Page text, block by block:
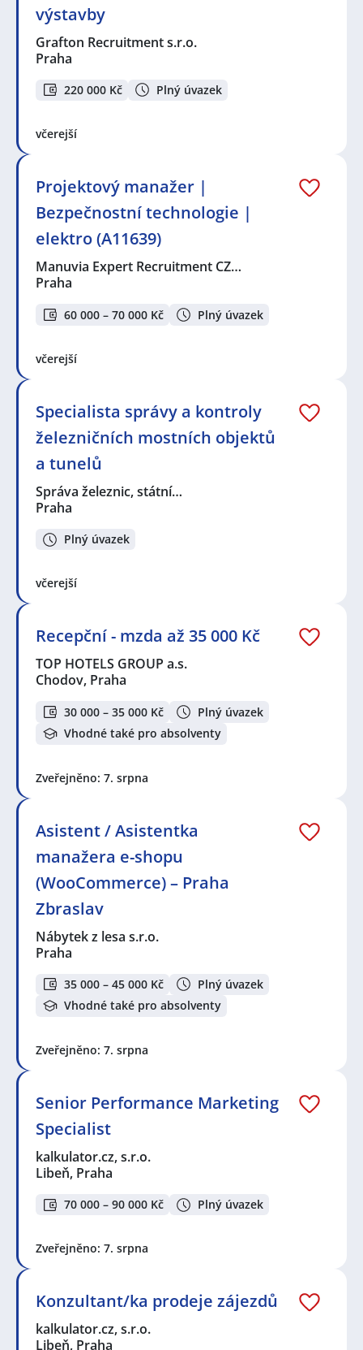
výstavby
Grafton Recruitment s.r.o.
Praha
220 000 Kč Plný úvazek
včerejší
Projektový manažer |
Bezpečnostní technologie |
elektro (A11639)
Manuvia Expert Recruitment CZ…
Praha
60 000 – 70 000 Kč Plný úvazek
včerejší
Specialista správy a kontroly
železničních mostních objektů
a tunelů
Správa železnic, státní…
Praha
Plný úvazek
včerejší
Recepční - mzda až 35 000 Kč
TOP HOTELS GROUP a.s.
Chodov, Praha
30 000 – 35 000 Kč
Plný úvazek
Vhodné také pro absolventy
Zveřejněno: 7. srpna
Asistent / Asistentka
manažera e-shopu
(WooCommerce) – Praha
Zbraslav
Nábytek z lesa s.r.o.
Praha
35 000 – 45 000 Kč
Plný úvazek
Vhodné také pro absolventy
Zveřejněno: 7. srpna
Senior Performance Marketing
Specialist
kalkulator.cz, s.r.o.
Libeň, Praha
70 000 – 90 000 Kč Plný úvazek
Zveřejněno: 7. srpna
Konzultant/ka prodeje zájezdů
kalkulator.cz, s.r.o.
Libeň, Praha